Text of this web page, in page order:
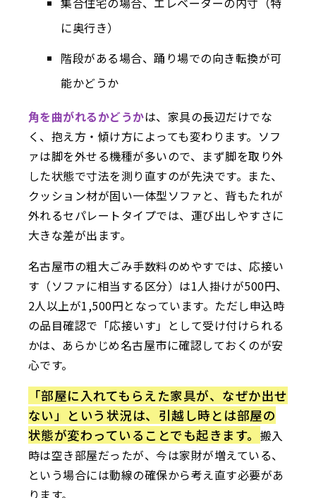
に奥行き）
階段がある場合、踊り場での向き転換が可
能かどうか
角を曲がれるかどうかは、家具の長辺だけでな
く、抱え方・傾け方によっても変わります。ソフ
ァは脚を外せる機種が多いので、まず脚を取り外
した状態で寸法を測り直すのが先決です。また、
クッション材が固い一体型ソファと、背もたれが
外れるセパレートタイプでは、運び出しやすさに
大きな差が出ます。
名古屋市の粗大ごみ手数料のめやすでは、応接い
す（ソファに相当する区分）は1人掛けが500円、
2人以上が1,500円となっています。ただし申込時
の品目確認で「応接いす」として受け付けられる
かは、あらかじめ名古屋市に確認しておくのが安
心です。
「部屋に入れてもらえた家具が、なぜか出せ
ない」という状況は、引越し時とは部屋の
状態が変わっていることでも起きます。 搬入
時は空き部屋だったが、今は家財が増えている、
という場合には動線の確保から考え直す必要があ
ります。